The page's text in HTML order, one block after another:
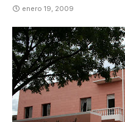
enero 19, 2009